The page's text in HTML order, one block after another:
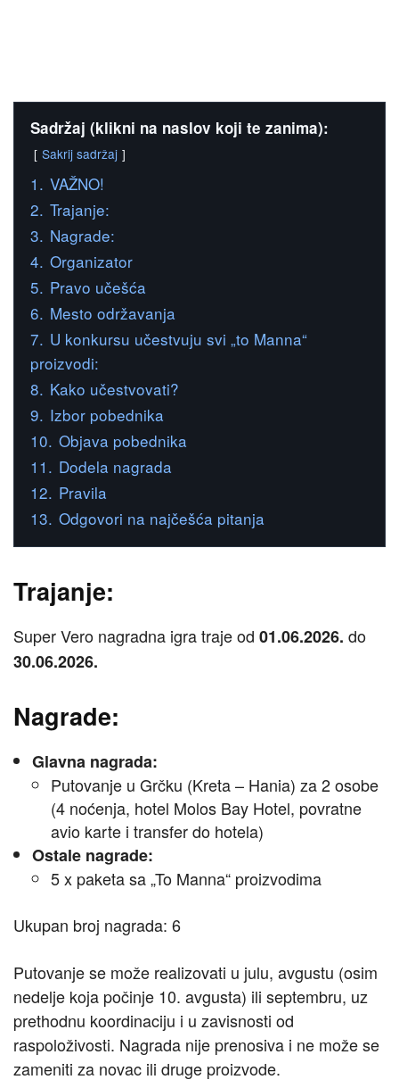
Sadržaj (klikni na naslov koji te zanima):
Sakrij sadržaj
1. VAŽNO!
2. Trajanje:
3. Nagrade:
4. Organizator
5. Pravo učešća
6. Mesto održavanja
7. U konkursu učestvuju svi „to Manna“
proizvodi:
8. Kako učestvovati?
9. Izbor pobednika
10. Objava pobednika
11. Dodela nagrada
12. Pravila
13. Odgovori na najčešća pitanja
Trajanje:
Super Vero nagradna igra traje od 01.06.2026. do
30.06.2026.
Nagrade:
Glavna nagrada:
Putovanje u Grčku (Kreta – Hania) za 2 osobe
(4 noćenja, hotel Molos Bay Hotel, povratne
avio karte i transfer do hotela)
Ostale nagrade:
5 x paketa sa „To Manna“ proizvodima
Ukupan broj nagrada: 6
Putovanje se može realizovati u julu, avgustu (osim
nedelje koja počinje 10. avgusta) ili septembru, uz
prethodnu koordinaciju i u zavisnosti od
raspoloživosti. Nagrada nije prenosiva i ne može se
zameniti za novac ili druge proizvode.